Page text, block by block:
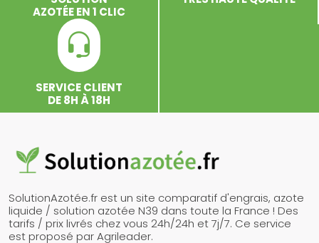
AZOTÉE EN 1 CLIC
SERVICE CLIENT
DE 8H À 18H
SolutionAzotée.fr est un site comparatif d'engrais, azote
liquide / solution azotée N39 dans toute la France ! Des
tarifs / prix livrés chez vous 24h/24h et 7j/7. Ce service
est proposé par Agrileader.